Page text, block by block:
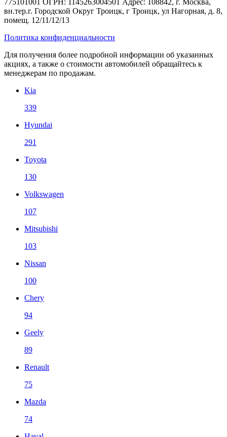
775101001 ОГРН: 1145263004501 Адрес: 108842, г. Москва,
вн.тер.г. Городской Округ Троицк, г Троицк, ул Нагорная, д. 8,
помещ. 12/11/12/13
Политика конфиденциальности
Для получения более подробной информации об указанных
акциях, а также о стоимости автомобилей обращайтесь к
менеджерам по продажам.
Kia
339
Hyundai
291
Toyota
130
Volkswagen
107
Mitsubishi
103
Nissan
100
Chery
94
Geely
89
Renault
75
Mazda
74